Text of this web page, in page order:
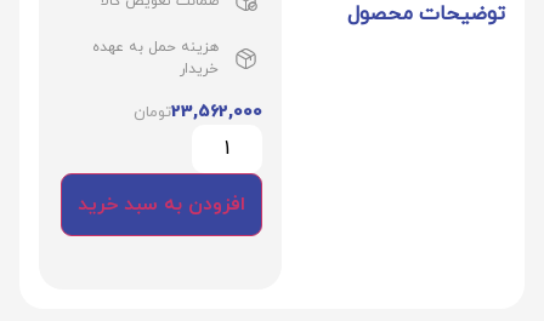
توضیحات محصول
هزینه حمل به عهده
خریدار
23,562,000تومان
افزودن به سبد خرید